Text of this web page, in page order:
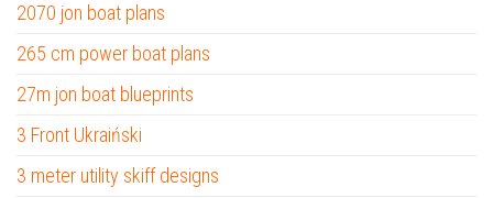
2070 jon boat plans
265 cm power boat plans
27m jon boat blueprints
3 Front Ukraiński
3 meter utility skiff designs